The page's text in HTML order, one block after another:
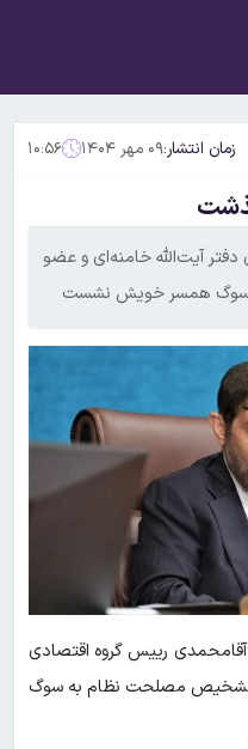
زمان انتشار:۰۹ مهر ۱۴۰۴ ۱۰:۵۶
آیت‌الله خامنه‌ای و عضو
همسر خویش نشست
رییس گروه اقتصادی
تشخیص مصلحت نظام به سوگ